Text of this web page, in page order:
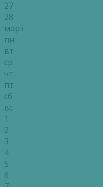
27
28
март
пн
вт
ср
чт
пт
сб
вс
1
2
3
4
5
6